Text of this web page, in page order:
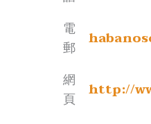
話
電
郵
網
頁
國
家
克羅地亞
地
址
e
s
國
家
南非
電
郵
網
頁
http://